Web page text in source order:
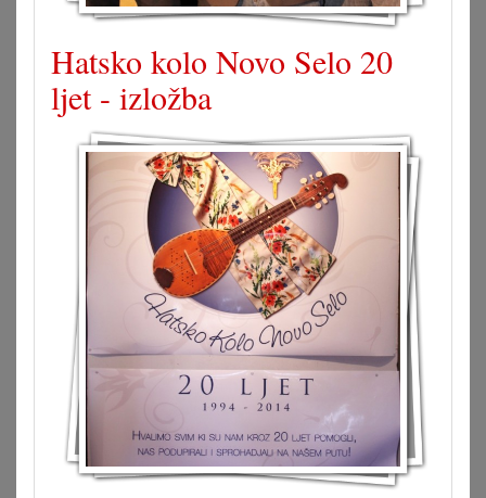
Hatsko kolo Novo Selo 20
ljet - izložba